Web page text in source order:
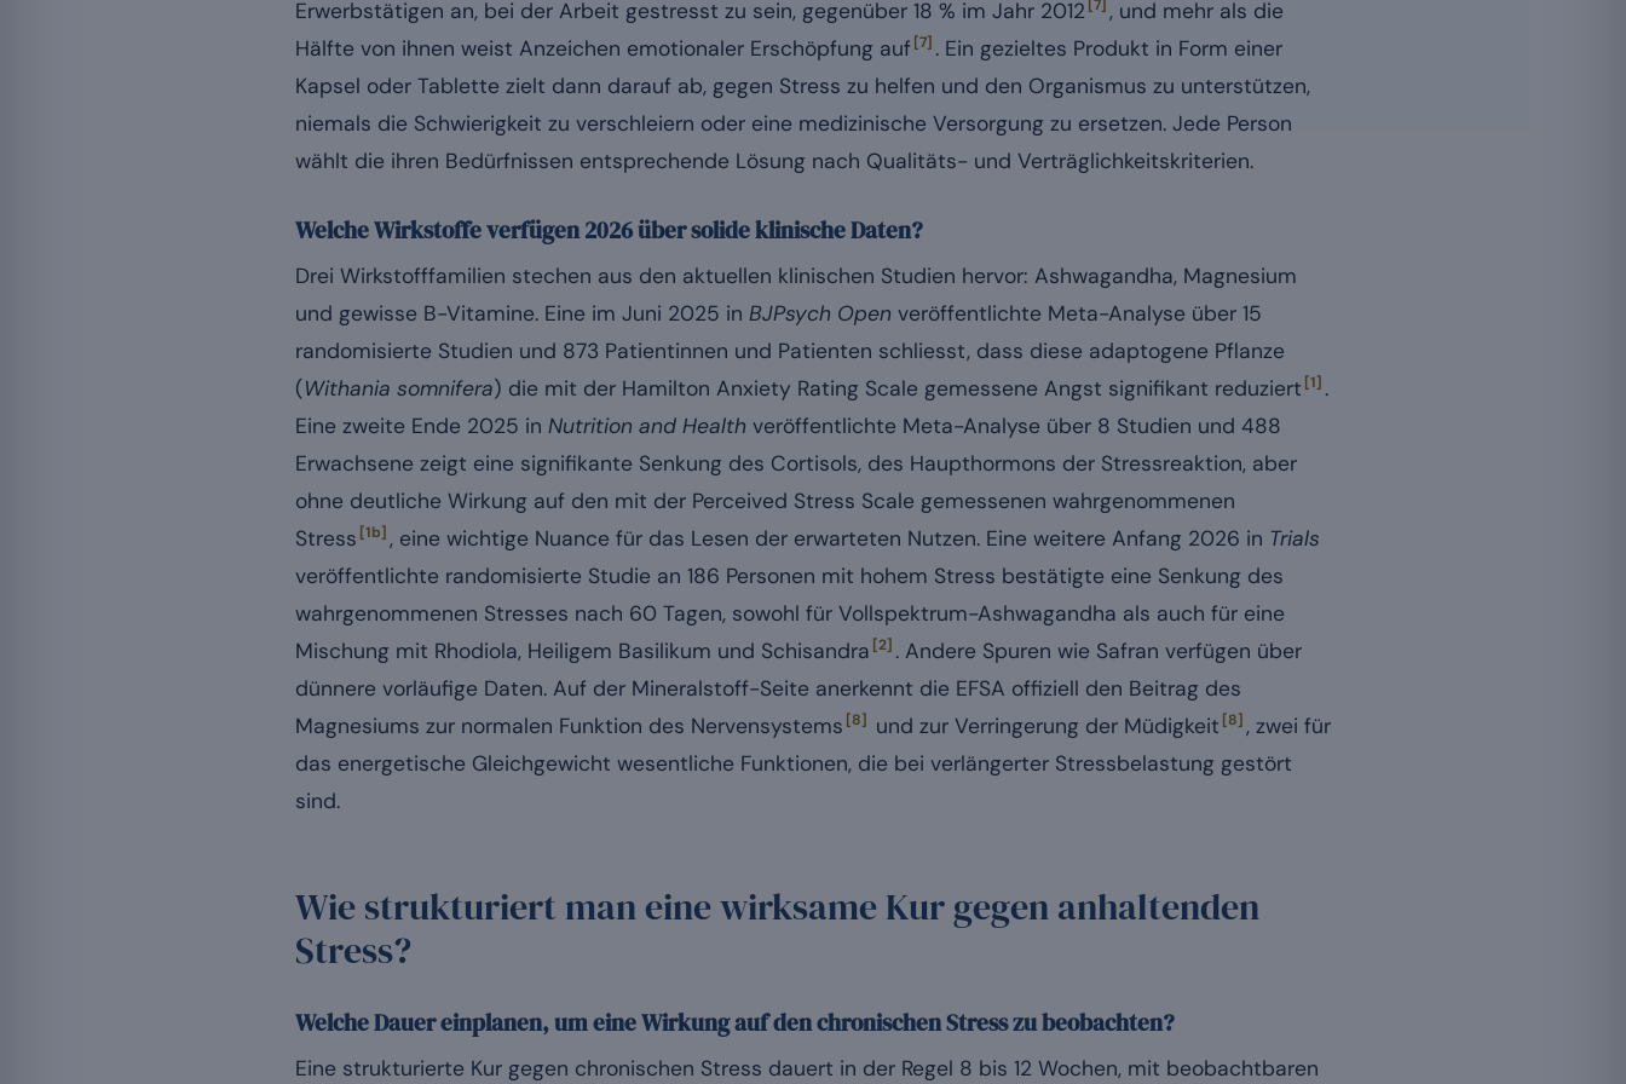
Erwerbstätigen an, bei der Arbeit gestresst zu sein, gegenüber 18 % im Jahr 2012 [7] , und mehr als die
Hälfte von ihnen weist Anzeichen emotionaler Erschöpfung auf[7] . Ein gezieltes Produkt in Form einer
Kapsel oder Tablette zielt dann darauf ab, gegen Stress zu helfen und den Organismus zu unterstützen,
niemals die Schwierigkeit zu verschleiern oder eine medizinische Versorgung zu ersetzen. Jede Person
wählt die ihren Bedürfnissen entsprechende Lösung nach Qualitäts- und Verträglichkeitskriterien.
Welche Wirkstoffe verfügen 2026 über solide klinische Daten?
Drei Wirkstofffamilien stechen aus den aktuellen klinischen Studien hervor: Ashwagandha, Magnesium
und gewisse B-Vitamine. Eine im Juni 2025 in BJPsych Open veröffentlichte Meta-Analyse über 15
randomisierte Studien und 873 Patientinnen und Patienten schliesst, dass diese adaptogene Pflanze
(Withania somnifera) die mit der Hamilton Anxiety Rating Scale gemessene Angst signifikant reduziert [1] .
Eine zweite Ende 2025 in Nutrition and Health veröffentlichte Meta-Analyse über 8 Studien und 488
Erwachsene zeigt eine signifikante Senkung des Cortisols, des Haupthormons der Stressreaktion, aber
ohne deutliche Wirkung auf den mit der Perceived Stress Scale gemessenen wahrgenommenen
Stress [1b] , eine wichtige Nuance für das Lesen der erwarteten Nutzen. Eine weitere Anfang 2026 in Trials
veröffentlichte randomisierte Studie an 186 Personen mit hohem Stress bestätigte eine Senkung des
wahrgenommenen Stresses nach 60 Tagen, sowohl für Vollspektrum-Ashwagandha als auch für eine
Mischung mit Rhodiola, Heiligem Basilikum und Schisandra [2] . Andere Spuren wie Safran verfügen über
dünnere vorläufige Daten. Auf der Mineralstoff-Seite anerkennt die EFSA offiziell den Beitrag des
Magnesiums zur normalen Funktion des Nervensystems [8] und zur Verringerung der Müdigkeit [8] , zwei für
das energetische Gleichgewicht wesentliche Funktionen, die bei verlängerter Stressbelastung gestört
sind.
Wie strukturiert man eine wirksame Kur gegen anhaltenden
Stress?
Welche Dauer einplanen, um eine Wirkung auf den chronischen Stress zu beobachten?
Eine strukturierte Kur gegen chronischen Stress dauert in der Regel 8 bis 12 Wochen, mit beobachtbaren